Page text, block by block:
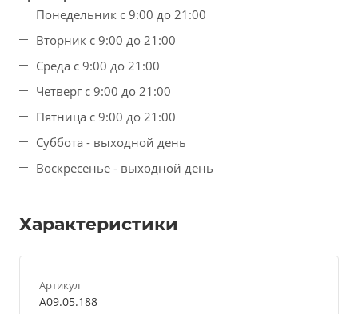
Понедельник с 9:00 до 21:00
Вторник с 9:00 до 21:00
Среда с 9:00 до 21:00
Четверг с 9:00 до 21:00
Пятница с 9:00 до 21:00
Суббота - выходной день
Воскресенье - выходной день
Характеристики
Артикул
A09.05.188